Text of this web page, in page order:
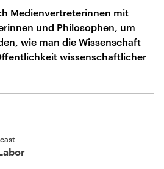
Medienvertreterinnen mit
und Philosophen, um
wie man die Wissenschaft
wissenschaftlicher